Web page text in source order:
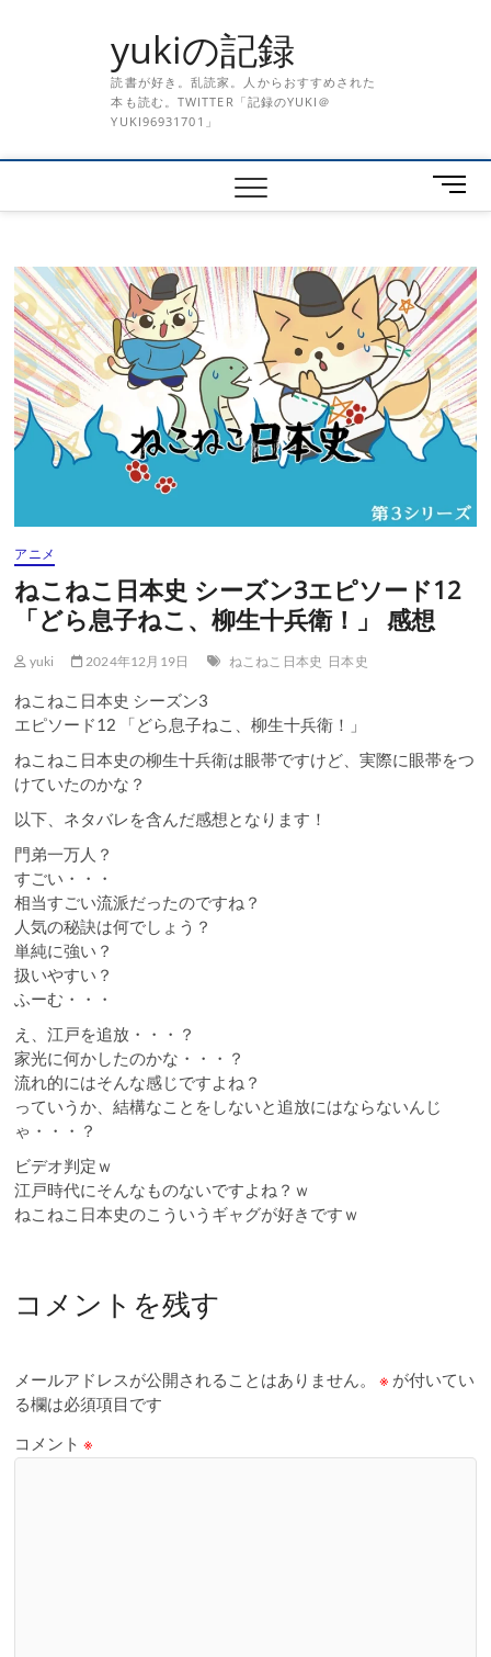
yukiの記録
読書が好き。乱読家。人からおすすめされた
本も読む。TWITTER「記録のYUKI＠
YUKI96931701」
メ
ニ
ボ
タ
ン
アニメ
ねこねこ日本史 シーズン3エピソード12
「どら息子ねこ、柳生十兵衛！」 感想
yuki 2024年12月19日 ねこねこ日本史 日本史
ねこねこ日本史 シーズン3
エピソード12 「どら息子ねこ、柳生十兵衛！」
ねこねこ日本史の柳生十兵衛は眼帯ですけど、実際に眼帯をつ
けていたのかな？
以下、ネタバレを含んだ感想となります！
門弟一万人？
すごい・・・
相当すごい流派だったのですね？
人気の秘訣は何でしょう？
単純に強い？
扱いやすい？
ふーむ・・・
え、江戸を追放・・・？
家光に何かしたのかな・・・？
流れ的にはそんな感じですよね？
っていうか、結構なことをしないと追放にはならないんじ
ゃ・・・？
ビデオ判定ｗ
江戸時代にそんなものないですよね？ｗ
ねこねこ日本史のこういうギャグが好きですｗ
コメントを残す
メールアドレスが公開されることはありません。 ※ が付いてい
る欄は必須項目です
コメント※